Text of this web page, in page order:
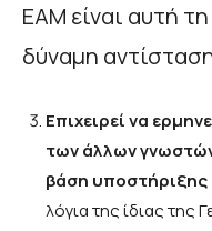
ΕΑΜ είναι αυτή
δύναμη
Επιχειρεί να
των άλλων
βάση
λόγια της ίδιας της